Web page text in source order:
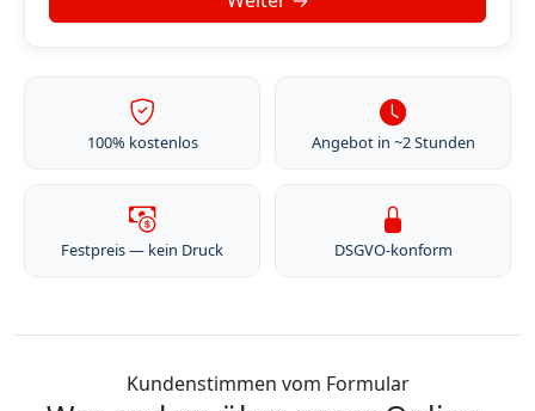
100% kostenlos Angebot in ~2 Stunden
Festpreis — kein Druck DSGVO-konform
Kundenstimmen vom Formular